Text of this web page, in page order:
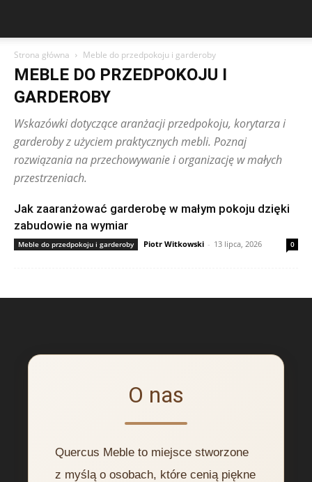
Strona główna Meble do przedpokoju i garderoby
MEBLE DO PRZEDPOKOJU I
GARDEROBY
Wskazówki dotyczące aranżacji przedpokoju, korytarza i
garderoby z użyciem praktycznych mebli. Poznaj
rozwiązania na przechowywanie i organizację w małych
przestrzeniach.
Jak zaaranżować garderobę w małym pokoju dzięki
zabudowie na wymiar
Meble do przedpokoju i garderoby Piotr Witkowski - 13 lipca, 2026 0
O nas
Quercus Meble to miejsce stworzone
z myślą o osobach, które cenią piękne